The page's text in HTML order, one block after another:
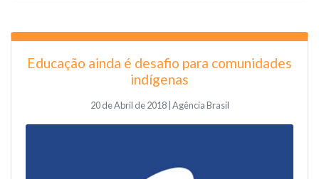
Educação ainda é desafio para comunidades
indígenas
20 de Abril de 2018 | Agência Brasil